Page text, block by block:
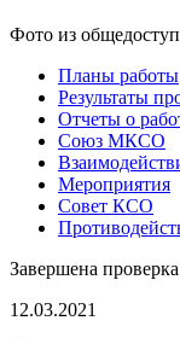
Фото из
Планы работы
Результаты
Отчеты о
Союз МКСО
Мероприятия
Совет КСО
Завершена
12.03.2021